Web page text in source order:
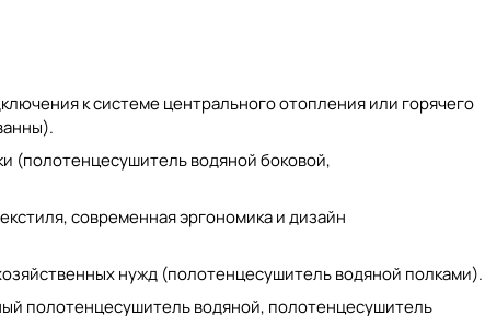
к системе центрального отопления или горячего
).
(полотенцесушитель водяной боковой,
современная эргономика и дизайн
нужд (полотенцесушитель водяной полками).
полотенцесушитель водяной, полотенцесушитель